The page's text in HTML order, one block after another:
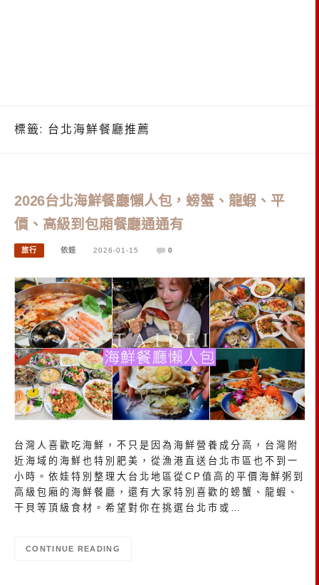
標籤: 台北海鮮餐廳推薦
2026台北海鮮餐廳懶人包，螃蟹、龍蝦、平
價、高級到包廂餐廳通通有
旅行 依娃 2026-01-15 0
台灣人喜歡吃海鮮，不只是因為海鮮營養成分高，台灣附
近海域的海鮮也特別肥美，從漁港直送台北市區也不到一
小時。依娃特別整理大台北地區從CP值高的平價海鮮粥到
高級包廂的海鮮餐廳，還有大家特別喜歡的螃蟹、龍蝦、
干貝等頂級食材。希望對你在挑選台北市或…
CONTINUE READING